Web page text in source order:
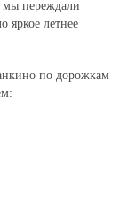
мы переждали
яркое летнее
по дорожкам